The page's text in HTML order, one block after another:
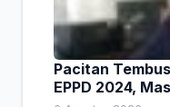
Pacitan
EPPD 2024,